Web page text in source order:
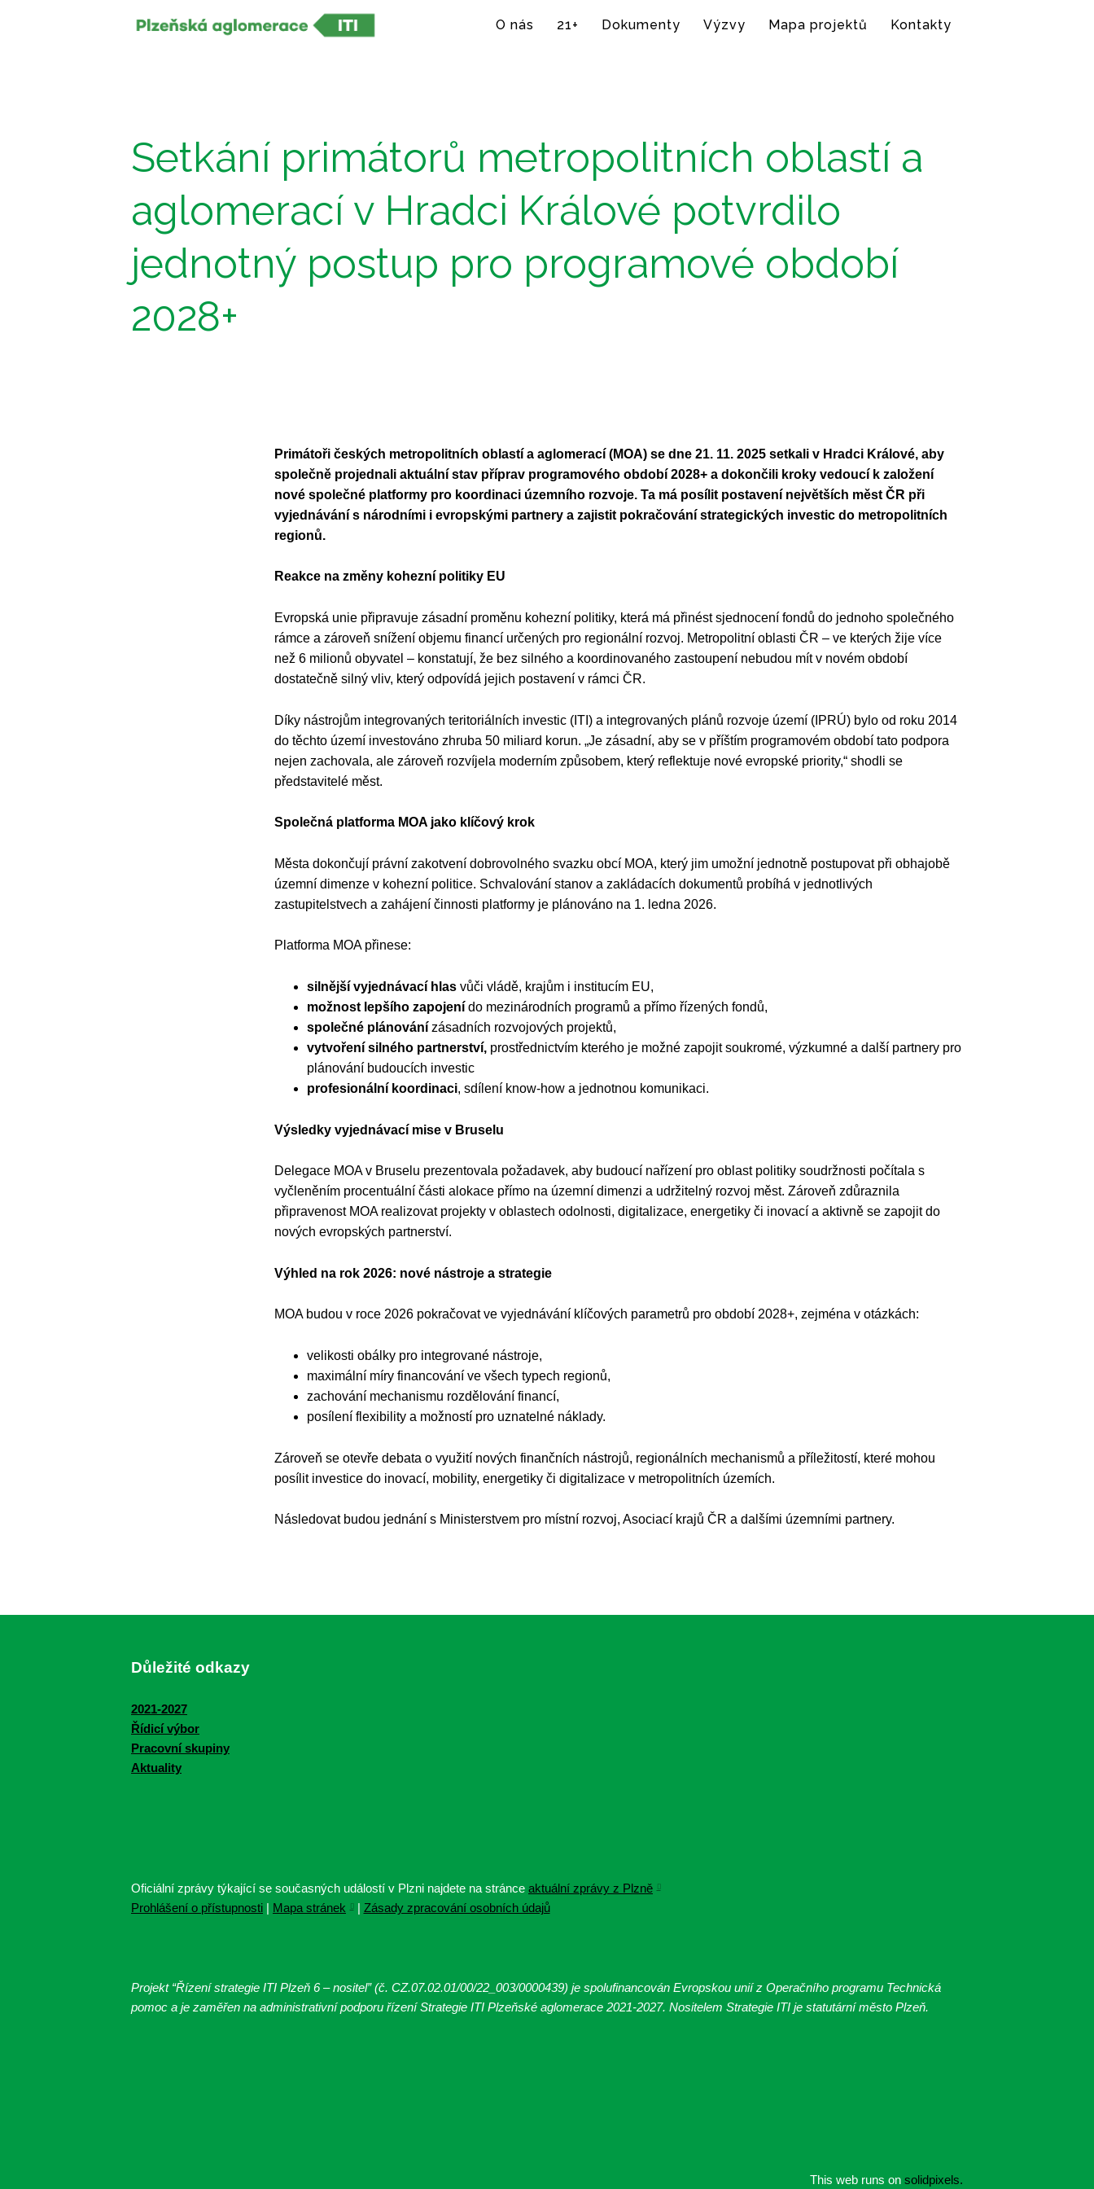
O nás 21+ Dokumenty Výzvy Mapa projektů Kontakty
Setkání primátorů metropolitních oblastí a
aglomerací v Hradci Králové potvrdilo
jednotný postup pro programové období
2028+
Primátoři českých metropolitních oblastí a aglomerací (MOA) se dne 21. 11. 2025 setkali v Hradci Králové, aby
společně projednali aktuální stav příprav programového období 2028+ a dokončili kroky vedoucí k založení
nové společné platformy pro koordinaci územního rozvoje. Ta má posílit postavení největších měst ČR při
vyjednávání s národními i evropskými partnery a zajistit pokračování strategických investic do metropolitních
regionů.
Reakce na změny kohezní politiky EU
Evropská unie připravuje zásadní proměnu kohezní politiky, která má přinést sjednocení fondů do jednoho společného
rámce a zároveň snížení objemu financí určených pro regionální rozvoj. Metropolitní oblasti ČR – ve kterých žije více
než 6 milionů obyvatel – konstatují, že bez silného a koordinovaného zastoupení nebudou mít v novém období
dostatečně silný vliv, který odpovídá jejich postavení v rámci ČR.
Díky nástrojům integrovaných teritoriálních investic (ITI) a integrovaných plánů rozvoje území (IPRÚ) bylo od roku 2014
do těchto území investováno zhruba 50 miliard korun. „Je zásadní, aby se v příštím programovém období tato podpora
nejen zachovala, ale zároveň rozvíjela moderním způsobem, který reflektuje nové evropské priority,“ shodli se
představitelé měst.
Společná platforma MOA jako klíčový krok
Města dokončují právní zakotvení dobrovolného svazku obcí MOA, který jim umožní jednotně postupovat při obhajobě
územní dimenze v kohezní politice. Schvalování stanov a zakládacích dokumentů probíhá v jednotlivých
zastupitelstvech a zahájení činnosti platformy je plánováno na 1. ledna 2026.
Platforma MOA přinese:
silnější vyjednávací hlasvůči vládě, krajům i institucím EU,
možnost lepšího zapojenído mezinárodních programů a přímo řízených fondů,
společné plánovánízásadních rozvojových projektů,
vytvoření silného partnerství,prostřednictvím kterého je možné zapojit soukromé, výzkumné a další partnery pro
plánování budoucích investic
profesionální koordinaci, sdílení know-how a jednotnou komunikaci.
Výsledky vyjednávací mise v Bruselu
Delegace MOA v Bruselu prezentovala požadavek, aby budoucí nařízení pro oblast politiky soudržnosti počítala s
vyčleněním procentuální části alokace přímo na územní dimenzi a udržitelný rozvoj měst. Zároveň zdůraznila
připravenost MOA realizovat projekty v oblastech odolnosti, digitalizace, energetiky či inovací a aktivně se zapojit do
nových evropských partnerství.
Výhled na rok 2026: nové nástroje a strategie
MOA budou v roce 2026 pokračovat ve vyjednávání klíčových parametrů pro období 2028+, zejména v otázkách:
velikosti obálky pro integrované nástroje,
maximální míry financování ve všech typech regionů,
zachování mechanismu rozdělování financí,
posílení flexibility a možností pro uznatelné náklady.
Zároveň se otevře debata o využití nových finančních nástrojů, regionálních mechanismů a příležitostí, které mohou
posílit investice do inovací, mobility, energetiky či digitalizace v metropolitních územích.
Následovat budou jednání s Ministerstvem pro místní rozvoj, Asociací krajů ČR a dalšími územními partnery.
Důležité odkazy
2021-2027
Řídicí výbor
Pracovní skupiny
Aktuality
Oficiální zprávy týkající se současných událostí v Plzni najdete na stránce aktuální zprávy z Plzně
Prohlášení o přístupnosti | Mapa stránek | Zásady zpracování osobních údajů
Projekt “Řízení strategie ITI Plzeň 6 – nositel” (č. CZ.07.02.01/00/22_003/0000439) je spolufinancován Evropskou unií z Operačního programu Technická
pomoc a je zaměřen na administrativní podporu řízení Strategie ITI Plzeňské aglomerace 2021-2027. Nositelem Strategie ITI je statutární město Plzeň.
This web runs on solidpixels.